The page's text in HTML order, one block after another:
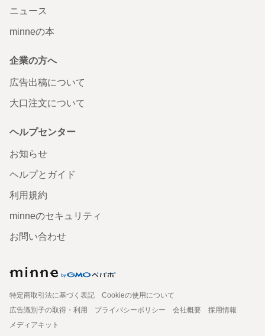
ニュース
minneの本
企業の方へ
広告出稿について
大口注文について
ヘルプセンター
お知らせ
ヘルプとガイド
利用規約
minneのセキュリティ
お問い合わせ
特定商取引法に基づく表記
Cookieの使用について
広告識別子の取得・利用
プライバシーポリシー 会社概要
採用情報
メディアキット